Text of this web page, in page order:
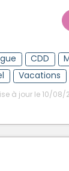
CDD
Vacations
à jour le 10/08/